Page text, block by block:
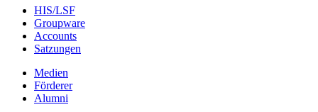
HIS/LSF
Groupware
Accounts
Satzungen
Medien
Förderer
Alumni